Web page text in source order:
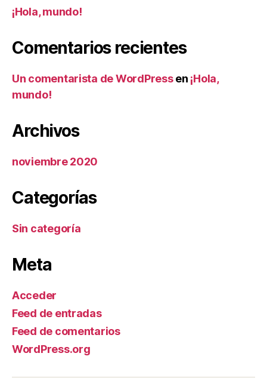
¡Hola, mundo!
Comentarios recientes
Un comentarista de WordPressen ¡Hola,
mundo!
Archivos
noviembre 2020
Categorías
Sin categoría
Meta
Acceder
Feed de entradas
Feed de comentarios
WordPress.org